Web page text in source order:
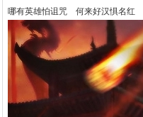
哪有英雄怕诅咒 何来好汉惧名红